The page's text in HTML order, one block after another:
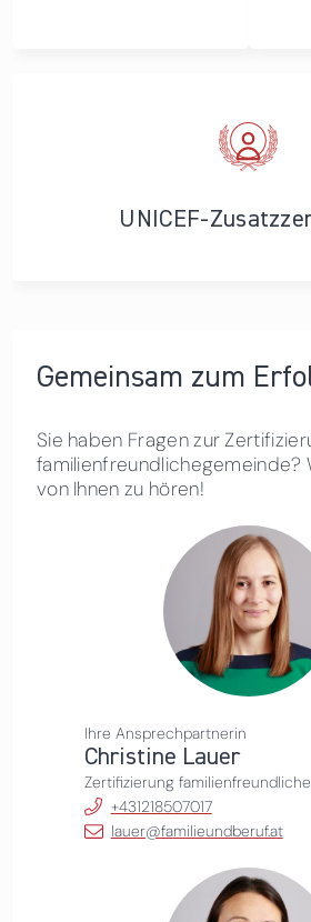
UNICEF-
Gemeinsam zum
Sie haben Fragen zur
familienfreundlichegemeinde?
von Ihnen zu hören!
Ihre Ansprechpartnerin
Christine Lauer
Zertifizierung
+431218507017
lauer@familieundberuf.at